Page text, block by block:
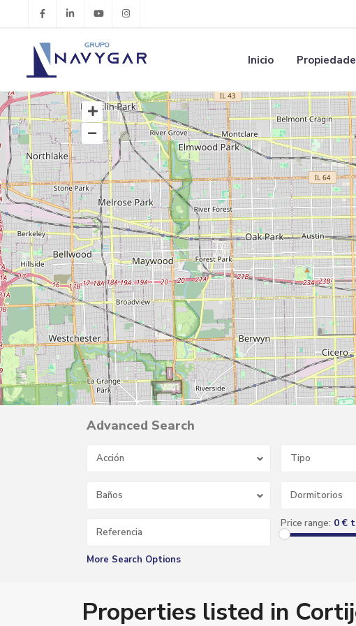
Inicio
Advanced Search
Acción Tipo
Baños Dormitorios
Price range: 0 €
More Search Options
Properties listed in